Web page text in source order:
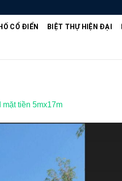
CỔ ĐIỂN BIỆT THỰ HIỆN ĐẠI
mặt tiền 5mx17m